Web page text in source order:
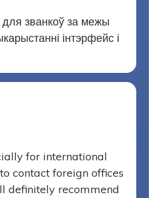
званкоў за межы
інтэрфейс і
for international
contact foreign offices
definitely recommend